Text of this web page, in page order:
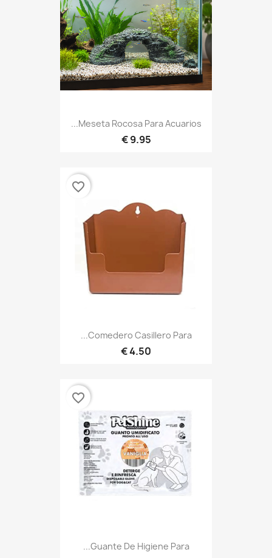
Meseta Rocosa Para Acuarios...
9.95 €
Comedero Casillero Para...
4.50 €
favorite_border
Guante De Higiene Para...
favorite_border